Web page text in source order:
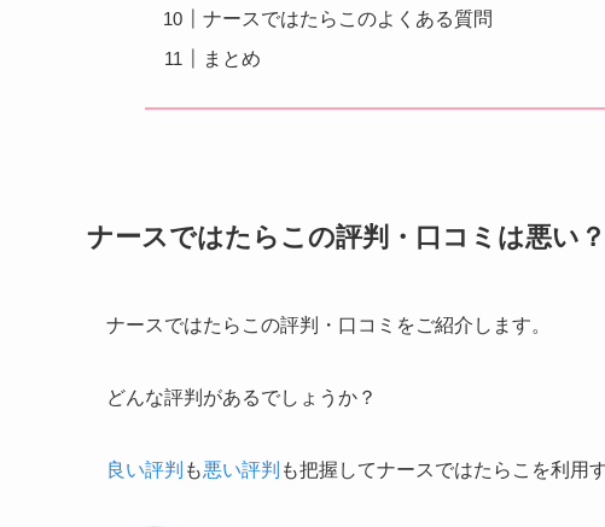
ナースではたらこのよくある質問
まとめ
ナースではたらこの評判・口コミは悪い？
ナースではたらこの評判・口コミをご紹介します。
どんな評判があるでしょうか？
良い評判 も悪い評判 も把握してナースではたらこを利用